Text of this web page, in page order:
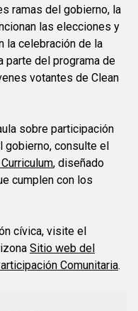
ramas del gobierno, la
las elecciones y
la celebración de la
parte del programa de
votantes de Clean
sobre participación
gobierno, consulte el
, diseñado
cumplen con los
cívica, visite el
Sitio web del
Comunitaria.